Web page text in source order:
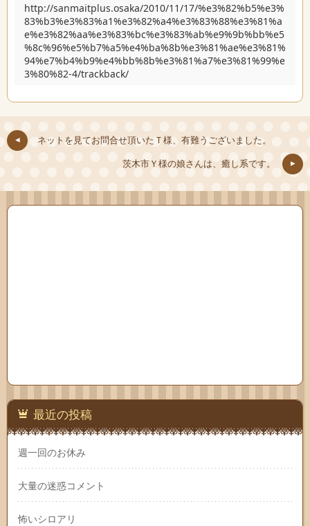
http://sanmaitplus.osaka/2010/11/17/%e3%82%b5%e3%
83%b3%e3%83%a1%e3%82%a4%e3%83%88%e3%81%a
e%e3%82%aa%e3%83%bc%e3%83%ab%e9%9b%bb%e5
%8c%96%e5%b7%a5%e4%ba%8b%e3%81%ae%e3%81%
94%e7%b4%b9%e4%bb%8b%e3%81%a7%e3%81%99%e
3%80%82-4/trackback/
ネットを見てお問合せ頂いたＴ様、有難うございました。
茨木市Ｙ様の娘さんは、癒し系です。
最近の投稿
週一回のお休み
大量の迷惑コメント
怖いシロアリ